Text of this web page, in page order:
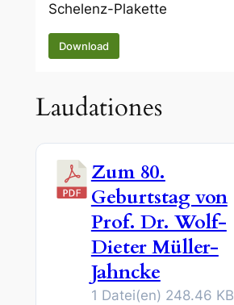
Schelenz-Plakette
Download
Laudationes
Zum 80.
Geburtstag von
Prof. Dr. Wolf-
Dieter Müller-
Jahncke
1 Datei(en) 248.46 KB